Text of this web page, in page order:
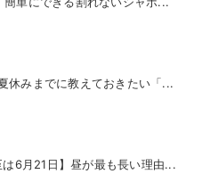
休みまでに教えておきたい「...
は6月21日】昼が最も長い理由...